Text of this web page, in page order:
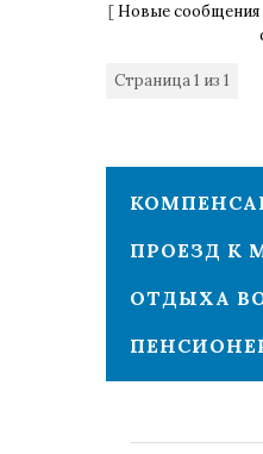
[ Новые сообщения
Страница1 из 1
ПРОЕЗД К
ОТДЫХА